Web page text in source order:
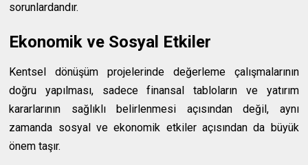
sorunlardandır.
Ekonomik ve Sosyal Etkiler
Kentsel dönüşüm projelerinde değerleme çalışmalarının
doğru yapılması, sadece finansal tabloların ve yatırım
kararlarının sağlıklı belirlenmesi açısından değil, aynı
zamanda sosyal ve ekonomik etkiler açısından da büyük
önem taşır.